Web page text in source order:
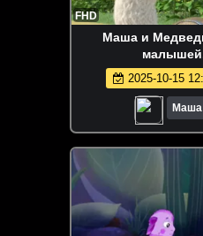
FHD
Маша и
2025-10-15
Маша